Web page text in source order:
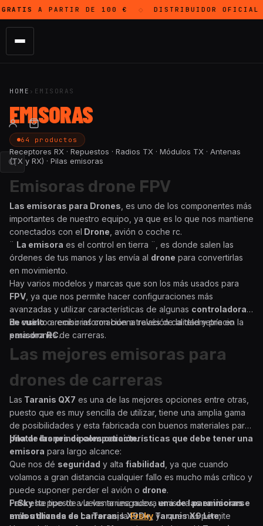
A PARTIR DE 100 € ◇ DISTRIBUIDOR OFICIAL
HOME › EMISORAS
EMISORAS
64 productos
Receptores RX · Repuestos · Radios TX · Módulos TX · Antenas
(TX y RX) · Pilas emisoras
Emisoras drone FPV
Las emisoras para Drones , es uno de los componentes más
importantes de nuestro equipo, ya que es lo que nos mantiene
conectados con el Drone , avión o coche rc.
¨ La emisora es el control en tierra ¨, es donde salen las
órdenes de tus manos y las envía al drone para convertirlas
en movimiento.
Hay varios modelos y marcas que son los más usados para
FPV , ya que nos permite hacer configuraciones más
avanzadas y utilizar características de algunas controladoras
de vueloo recibir información a través de la telemetría en la
emisora RC.
En cuánto a emisoras con buena relación calidad y precio
para drones de carreras.
Las mejores emisoras para
drones de carreras
Las Taranis QX7 es una de las mejores opciones entre otras,
puesto que es muy sencilla de utilizar, tiene una amplia gama
de posibilidades y esta fabricada con buenos materiales para
pilotar drones de competición.
Una de las principales características que debe tener una
emisora para largo alcance:
Que nos dé seguridad y alta fiabilidad , ya que cuando
volamos a gran distancia cualquier fallo es mucho más crítico y
puede suponer perder el avión o drone.
Para este tipo de vuelos arriesgados, una de las emisoras
más utilizada es La Taranis X9D+, ya que nos permite
FrSkyha puesto a la venta una nueva emisorapara iniciarse
en los drones de carreras; laFrsky Taranis X9 Lite;